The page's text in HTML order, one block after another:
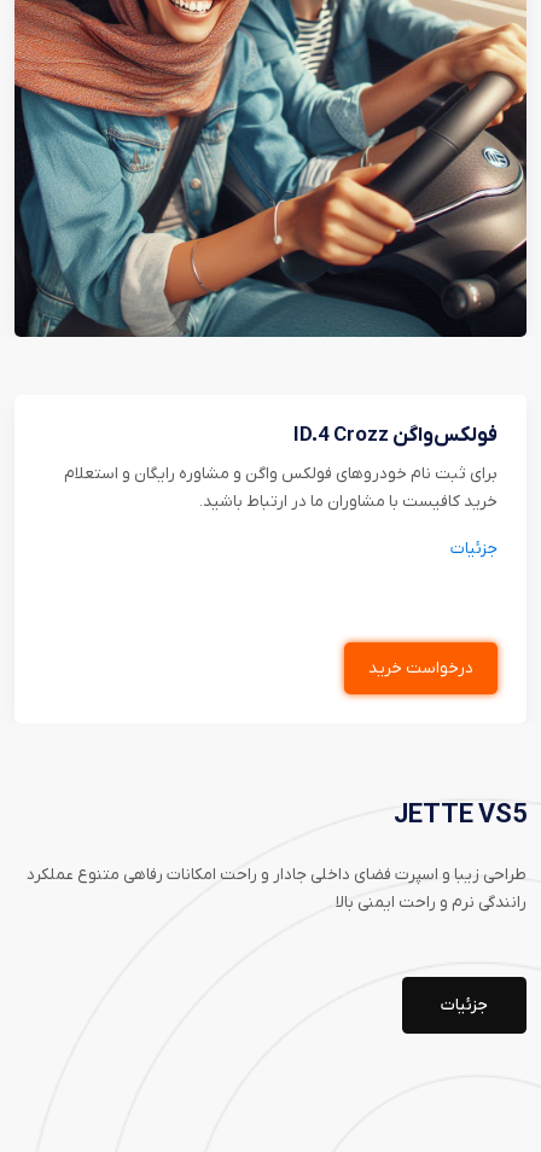
دنیای خدمات ماموت
خودروی شما هم نیاز به ماساژ داره. پس به دنیای ما سر بزن تا
بیشتر ازش بهت بگیم...
کشف خدمات ماموت
JETTE VS5
طراحی زیبا و اسپرت فضای داخلی جادار و راحت امکانات رفاهی متنوع عملکرد
رانندگی نرم و راحت ایمنی بالا
جزئیات